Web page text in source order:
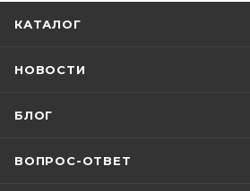
КАТАЛОГ
НОВОСТИ
БЛОГ
ВОПРОС-ОТВЕТ